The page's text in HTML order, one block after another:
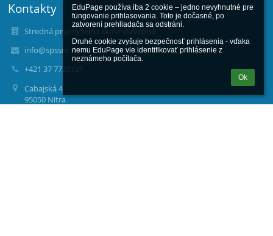
EduPage používa iba 2 cookie – jedno nevyhnutné pre
fungovanie prihlasovania. Toto je dočasné, po
zatvorení prehliadača sa odstráni.
Druhé cookie zvyšuje bezpečnosť prihlásenia - vďaka
nemu EduPage vie identifikovať prihlásenie z
neznámeho počítača.
Ok
Kontakty
Stredná priemyselná škola stavebná
info@spssnr.sk
+421 37 7720121
Cabajská 4
95050 Nitra